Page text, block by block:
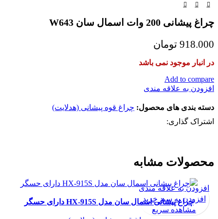
چراغ پیشانی 200 وات اسمال سان W643
918.000 تومان
در انبار موجود نمی باشد
Add to compare
افزودن به علاقه مندی
دسته بندی های محصول: چراغ قوه پیشانی (هدلایت)
اشتراک گذاری:
محصولات مشابه
چراغ پیشانی اسمال سان مدل HX-915S دارای حسگر
افزودن به علاقه مندی
افزودن به سبد خرید
مشاهده سریع